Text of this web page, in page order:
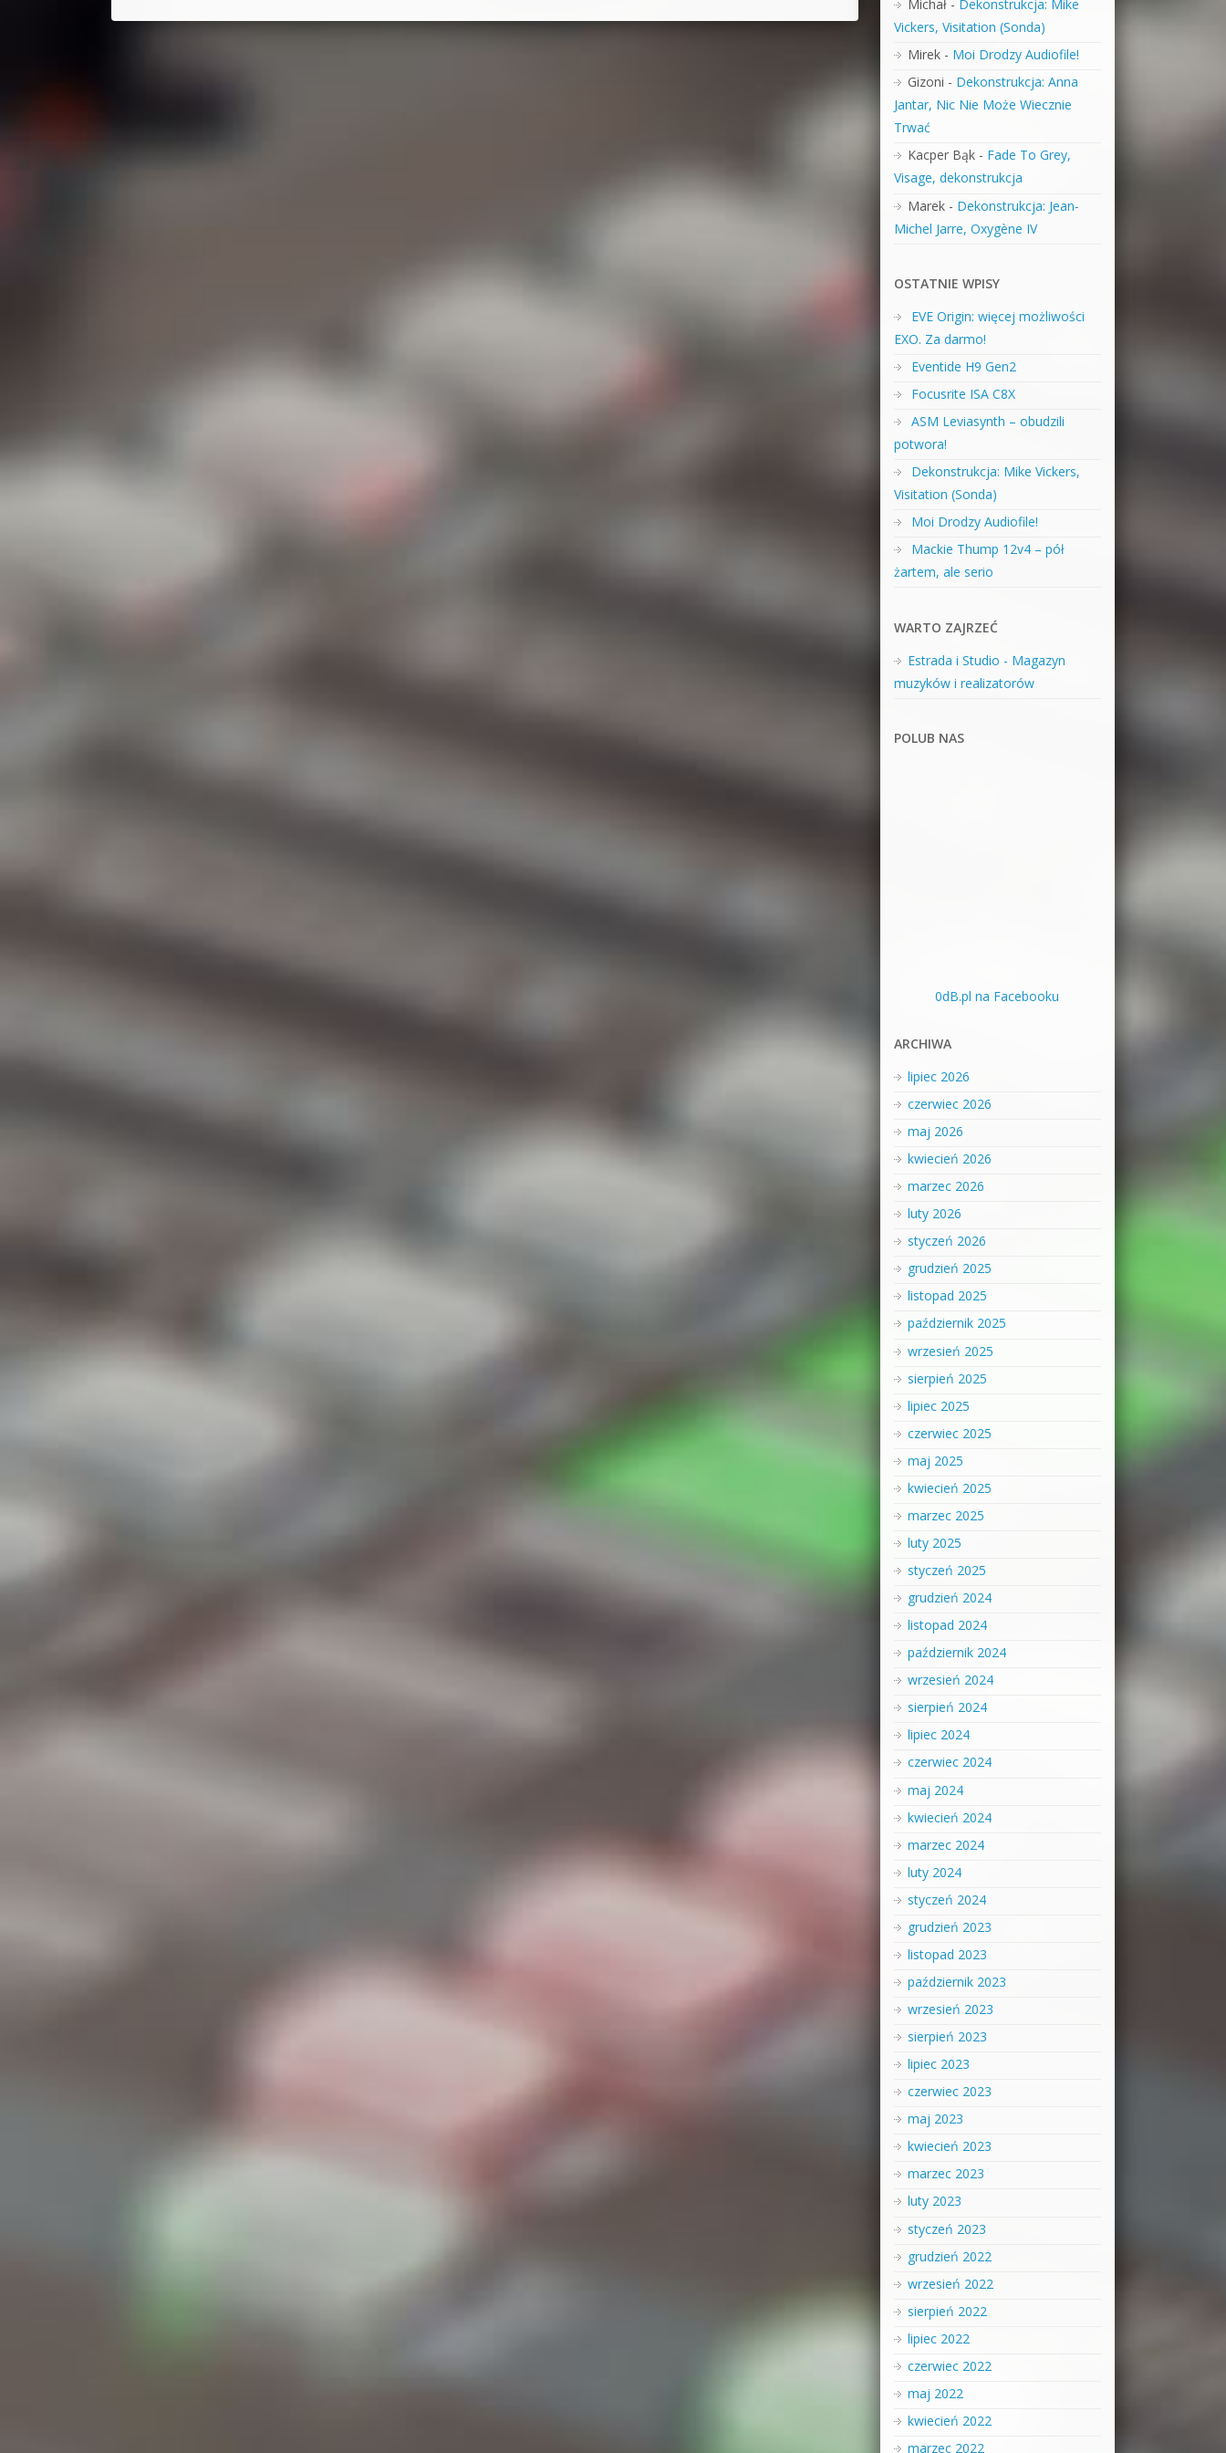
Michał- Dekonstrukcja: Mike
Vickers, Visitation (Sonda)
Mirek- Moi Drodzy Audiofile!
Gizoni - Dekonstrukcja: Anna
Jantar, Nic Nie Może Wiecznie
Trwać
Kacper Bąk- Fade To Grey,
Visage, dekonstrukcja
Marek- Dekonstrukcja: Jean-
Michel Jarre, Oxygène IV
OSTATNIE WPISY
EVE Origin: więcej możliwości
EXO. Za darmo!
Eventide H9 Gen2
Focusrite ISA C8X
ASM Leviasynth – obudzili
potwora!
Dekonstrukcja: Mike Vickers,
Visitation (Sonda)
Moi Drodzy Audiofile!
Mackie Thump 12v4 – pół
żartem, ale serio
WARTO ZAJRZEĆ
Estrada i Studio - Magazyn
muzyków i realizatorów
POLUB NAS
0dB.pl na Facebooku
ARCHIWA
lipiec 2026
czerwiec 2026
maj 2026
kwiecień 2026
marzec 2026
luty 2026
styczeń 2026
grudzień 2025
listopad 2025
październik 2025
wrzesień 2025
sierpień 2025
lipiec 2025
czerwiec 2025
maj 2025
kwiecień 2025
marzec 2025
luty 2025
styczeń 2025
grudzień 2024
listopad 2024
październik 2024
wrzesień 2024
sierpień 2024
lipiec 2024
czerwiec 2024
maj 2024
kwiecień 2024
marzec 2024
luty 2024
styczeń 2024
grudzień 2023
listopad 2023
październik 2023
wrzesień 2023
sierpień 2023
lipiec 2023
czerwiec 2023
maj 2023
kwiecień 2023
marzec 2023
luty 2023
styczeń 2023
grudzień 2022
wrzesień 2022
sierpień 2022
lipiec 2022
czerwiec 2022
maj 2022
kwiecień 2022
marzec 2022